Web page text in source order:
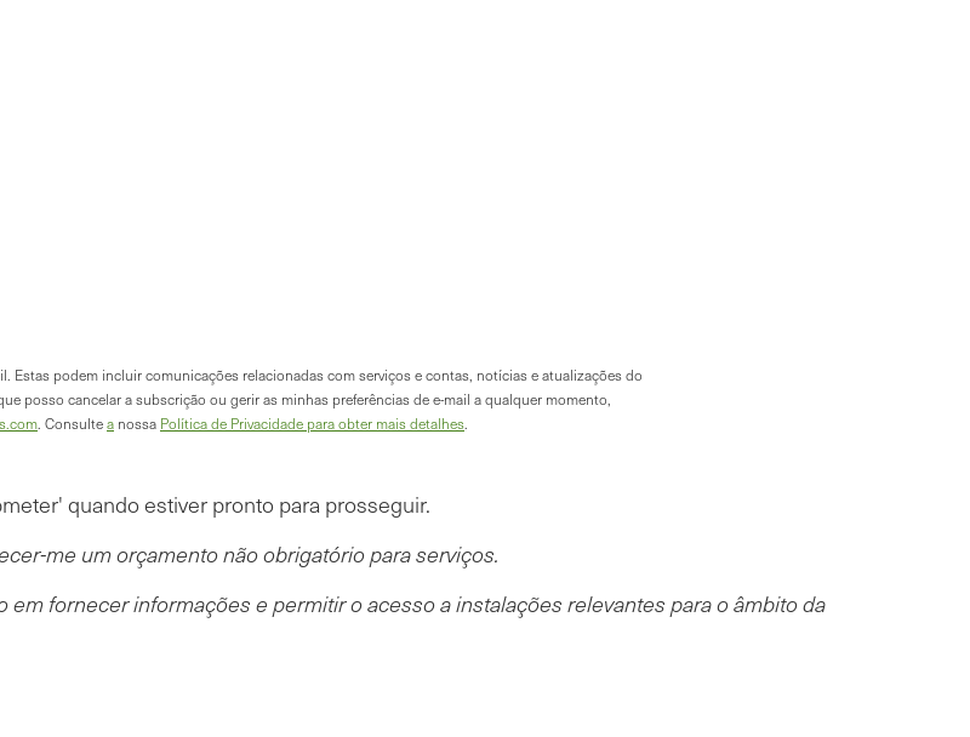
Estas podem incluir comunicações relacionadas com serviços e contas, notícias e atualizações do
posso cancelar a subscrição ou gerir as minhas preferências de e-mail a qualquer momento,
. Consultea nossa Política de Privacidade para obter mais detalhes.
quando estiver pronto para prosseguir.
me um orçamento não obrigatório para serviços.
fornecer informações e permitir o acesso a instalações relevantes para o âmbito da